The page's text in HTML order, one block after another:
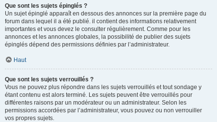
Que sont les sujets épinglés ?
Un sujet épinglé apparaît en dessous des annonces sur la première page du
forum dans lequel il a été publié. il contient des informations relativement
importantes et vous devez le consulter régulièrement. Comme pour les
annonces et les annonces globales, la possibilité de publier des sujets
épinglés dépend des permissions définies par l’administrateur.
Haut
Que sont les sujets verrouillés ?
Vous ne pouvez plus répondre dans les sujets verrouillés et tout sondage y
étant contenu est alors terminé. Les sujets peuvent être verrouillés pour
différentes raisons par un modérateur ou un administrateur. Selon les
permissions accordées par l’administrateur, vous pouvez ou non verrouiller
vos propres sujets.